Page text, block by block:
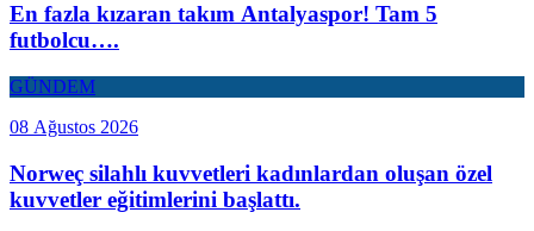
En fazla kızaran takım Antalyaspor! Tam 5
futbolcu….
GÜNDEM
08 Ağustos 2026
Norweç silahlı kuvvetleri kadınlardan oluşan özel
kuvvetler eğitimlerini başlattı.